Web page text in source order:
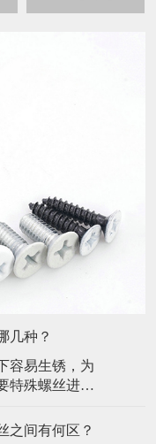
几种？
容易生锈，为
特殊螺丝进行
，尽量用无溶
之间有何区？